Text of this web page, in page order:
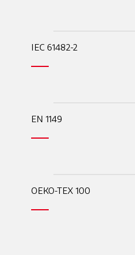
IEC 61482-2
EN 1149
OEKO-TEX 100